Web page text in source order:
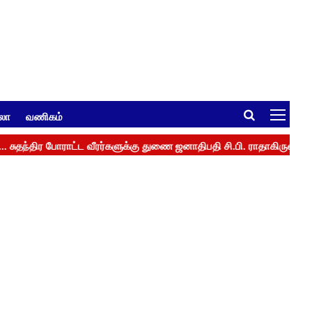
வணிகம்